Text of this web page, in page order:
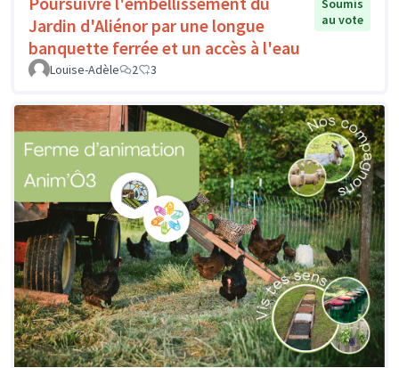
Jardin d'Aliénor par une longue
banquette ferrée et un accès à l'eau
Soumis
au vote
Louise-Adèle 2 3